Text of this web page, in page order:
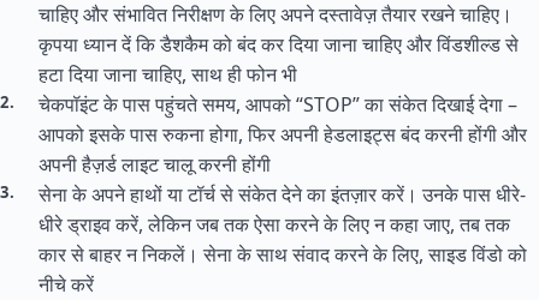
चाहिए और संभावित निरीक्षण के लिए अपने दस्तावेज़ तैयार रखने चाहिए।
कृपया ध्यान दें कि डैशकैम को बंद कर दिया जाना चाहिए और विंडशील्ड से
हटा दिया जाना चाहिए, साथ ही फोन भी
चेकपॉइंट के पास पहुंचते समय, आपको “STOP” का संकेत दिखाई देगा –
आपको इसके पास रुकना होगा, फिर अपनी हेडलाइट्स बंद करनी होंगी और
अपनी हैज़र्ड लाइट चालू करनी होंगी
सेना के अपने हाथों या टॉर्च से संकेत देने का इंतज़ार करें। उनके पास धीरे-
धीरे ड्राइव करें, लेकिन जब तक ऐसा करने के लिए न कहा जाए, तब तक
कार से बाहर न निकलें। सेना के साथ संवाद करने के लिए, साइड विंडो को
नीचे करें